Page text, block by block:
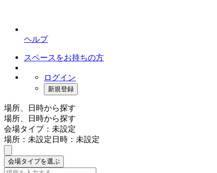
ヘルプ
スペースをお持ちの方
ログイン
新規登録
場所、日時から探す
場所、日時から探す
会場タイプ：未設定
場所：未設定日時：未設定
会場タイプを選ぶ